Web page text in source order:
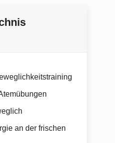
an der frischen